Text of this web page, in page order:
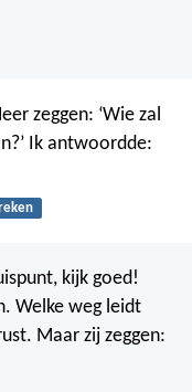
zeggen: ‘Wie zal
Ik antwoordde:
kijk goed!
Welke weg leidt
Maar zij zeggen: